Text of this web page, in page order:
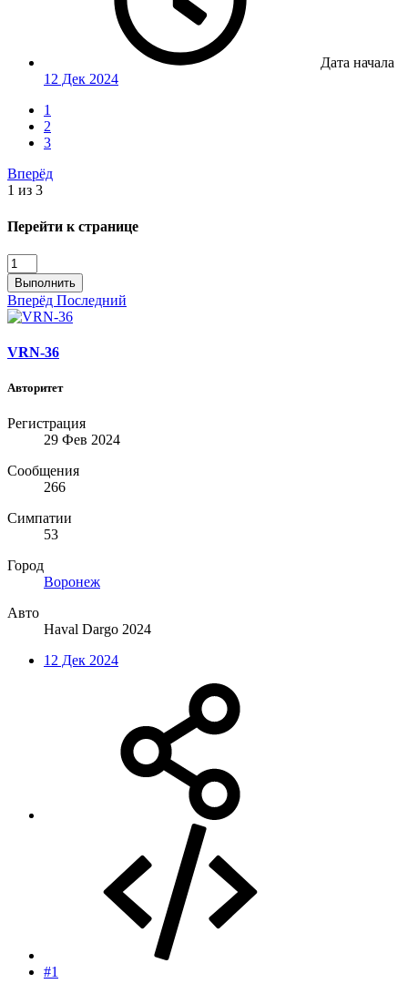
Дата начала
12 Дек 2024
1
2
3
Вперёд
1 из 3
Перейти к странице
Выполнить
Вперёд Последний
VRN-36
Авторитет
Регистрация
29 Фев 2024
Сообщения
266
Симпатии
53
Город
Воронеж
Авто
Haval Dargo 2024
12 Дек 2024
#1